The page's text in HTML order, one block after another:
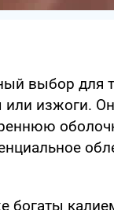
выбор для
или изжоги.
богаты